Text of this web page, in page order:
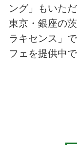
ング」もいただ
東京・銀座の
ラキセンス」
フェを提供中で